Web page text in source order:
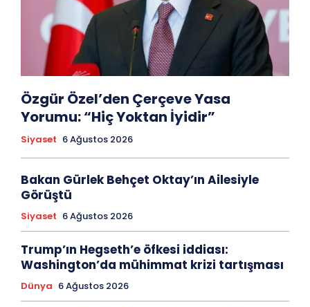
Özgür Özel’den Çerçeve Yasa
Yorumu: “Hiç Yoktan İyidir”
Siyaset 6 Ağustos 2026
Bakan Gürlek Behçet Oktay’ın Ailesiyle
Görüştü
Siyaset 6 Ağustos 2026
Trump’ın Hegseth’e öfkesi iddiası:
Washington’da mühimmat krizi tartışması
Dünya 6 Ağustos 2026